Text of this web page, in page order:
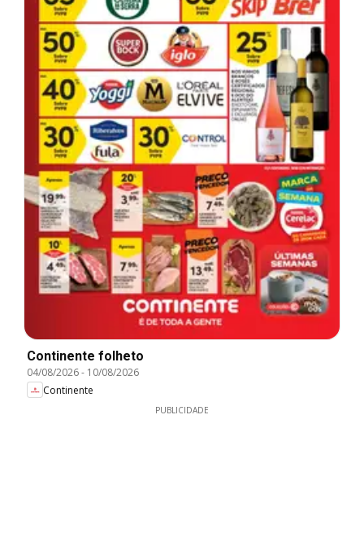
Continente folheto
04/08/2026- 10/08/2026
Continente
PUBLICIDADE